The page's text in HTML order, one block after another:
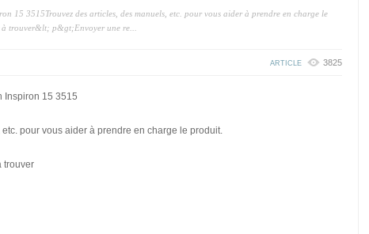
15 3515Trouvez des articles, des manuels, etc. pour vous aider à prendre en charge le
trouver&lt; p&gt;Envoyer une re...
ARTICLE 3825
Inspiron 15 3515
pour vous aider à prendre en charge le produit.
trouver